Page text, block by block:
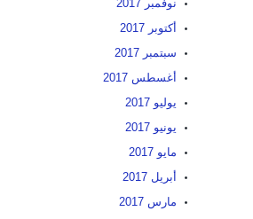
نوفمبر 2017
أكتوبر 2017
سبتمبر 2017
أغسطس 2017
يوليو 2017
يونيو 2017
مايو 2017
أبريل 2017
مارس 2017